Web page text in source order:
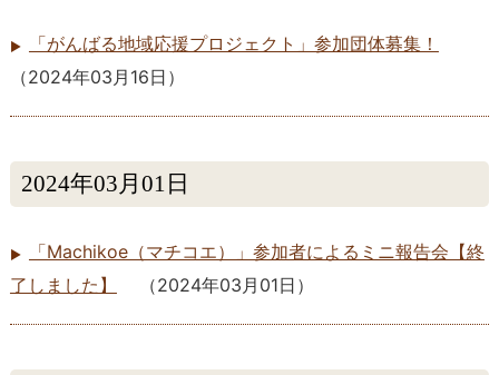
「がんばる地域応援プロジェクト」参加団体募集！
（2024年03月16日 ）
2024年03月01日
「Machikoe（マチコエ）」参加者によるミニ報告会【終
了しました】
（2024年03月01日 ）